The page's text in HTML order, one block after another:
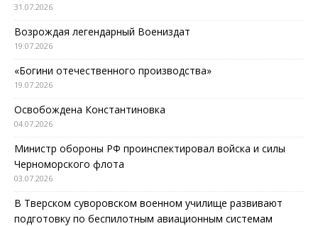
31.07.2026
Возрождая легендарный Воениздат
19.07.2026
«Богини отечественного производства»
19.07.2026
Освобождена Константиновка
04.07.2026
Министр обороны РФ проинспектировал войска и силы
Черноморского флота
03.07.2026
В Тверском суворовском военном училище развивают
подготовку по беспилотным авиационным системам